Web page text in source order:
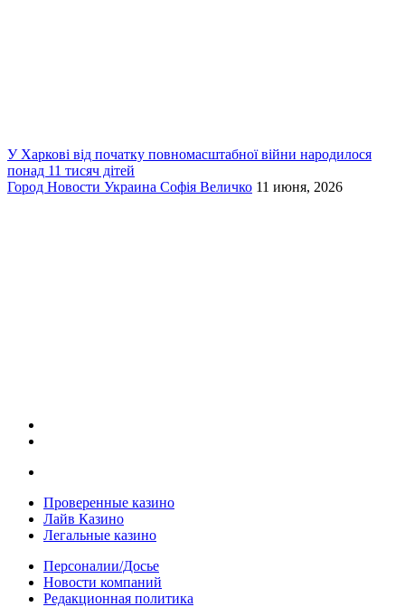
У Харкові від початку повномасштабної війни народилося
понад 11 тисяч дітей
Город Новости Украина Софія Величко 11 июня, 2026
Проверенные казино
Лайв Казино
Легальные казино
Персоналии/Досье
Новости компаний
Редакционная политика